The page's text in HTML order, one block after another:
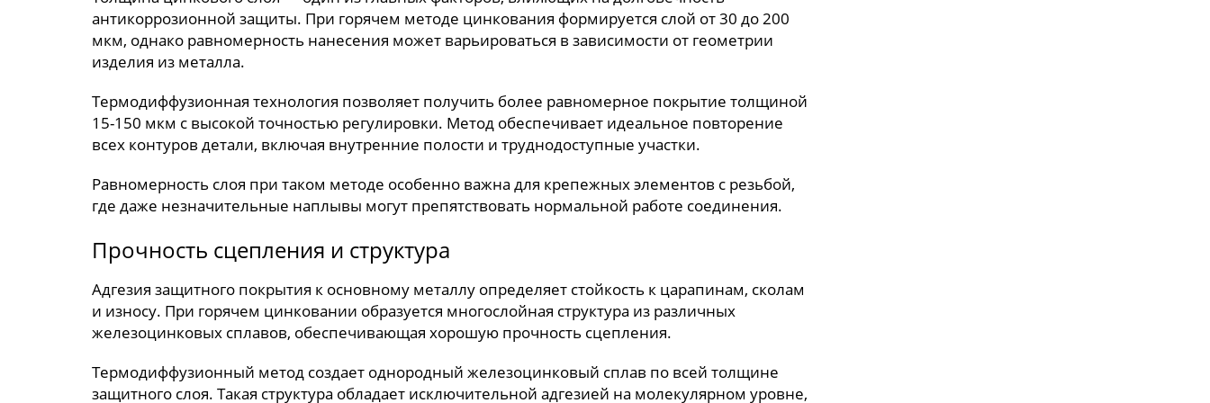
антикоррозионной защиты. При горячем методе цинкования формируется слой от 30 до 200
мкм, однако равномерность нанесения может варьироваться в зависимости от геометрии
изделия из металла.
Термодиффузионная технология позволяет получить более равномерное покрытие толщиной
15-150 мкм с высокой точностью регулировки. Метод обеспечивает идеальное повторение
всех контуров детали, включая внутренние полости и труднодоступные участки.
Равномерность слоя при таком методе особенно важна для крепежных элементов с резьбой,
где даже незначительные наплывы могут препятствовать нормальной работе соединения.
Прочность сцепления и структура
Адгезия защитного покрытия к основному металлу определяет стойкость к царапинам, сколам
и износу. При горячем цинковании образуется многослойная структура из различных
железоцинковых сплавов, обеспечивающая хорошую прочность сцепления.
Термодиффузионный метод создает однородный железоцинковый сплав по всей толщине
защитного слоя. Такая структура обладает исключительной адгезией на молекулярном уровне,